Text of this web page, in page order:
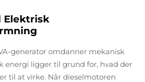
Elektrisk
generator omdanner mekanisk
energi ligger til grund for, hvad der
til at virke. Når dieselmotoren